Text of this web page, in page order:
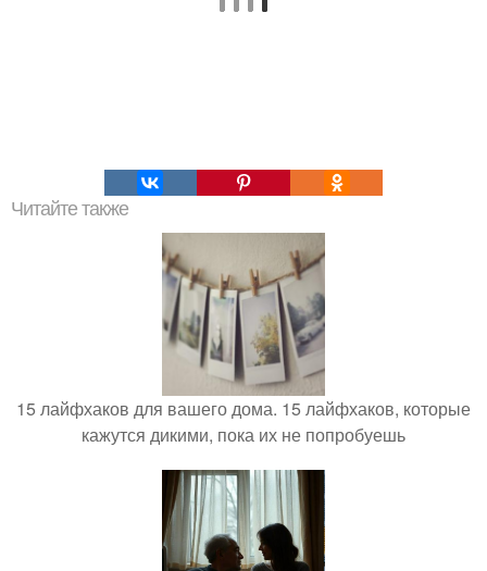
Читайте также
15 лайфхаков для вашего дома. 15 лайфхаков, которые
кажутся дикими, пока их не попробуешь